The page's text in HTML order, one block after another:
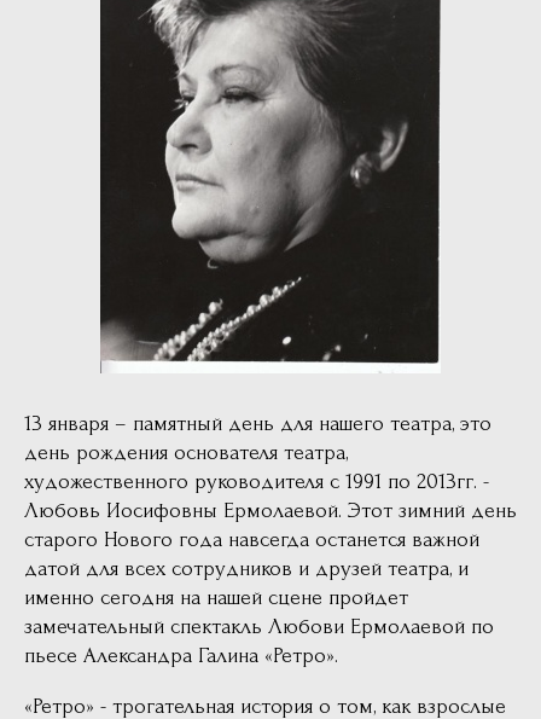
13 января – памятный день для нашего театра, это
день рождения основателя театра,
художественного руководителя с 1991 по 2013гг. -
Любовь Иосифовны Ермолаевой. Этот зимний день
старого Нового года навсегда останется важной
датой для всех сотрудников и друзей театра, и
именно сегодня на нашей сцене пройдет
замечательный спектакль Любови Ермолаевой по
пьесе Александра Галина «Ретро».
«Ретро» - трогательная история о том, как взрослые